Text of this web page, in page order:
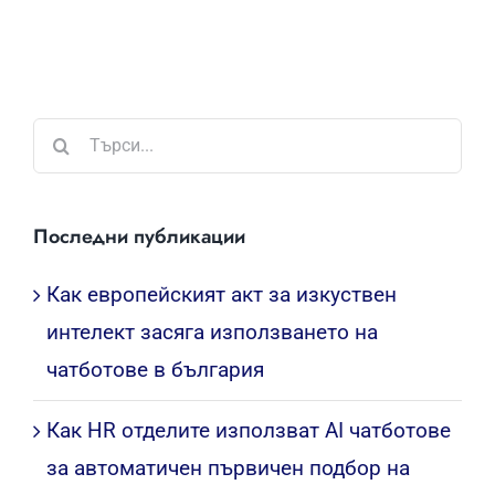
Търсене
...
Последни публикации
Как европейският акт за изкуствен
интелект засяга използването на
чатботове в българия
Как HR отделите използват AI чатботове
за автоматичен първичен подбор на